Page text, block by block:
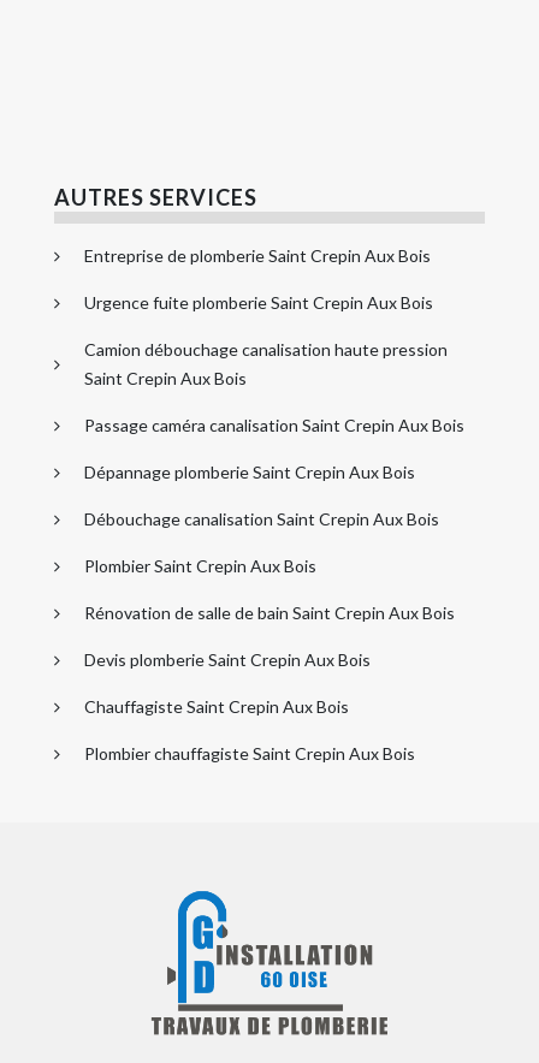
AUTRES SERVICES
Entreprise de plomberie Saint Crepin Aux Bois
Urgence fuite plomberie Saint Crepin Aux Bois
Camion débouchage canalisation haute pression
Saint Crepin Aux Bois
Passage caméra canalisation Saint Crepin Aux Bois
Dépannage plomberie Saint Crepin Aux Bois
Débouchage canalisation Saint Crepin Aux Bois
Plombier Saint Crepin Aux Bois
Rénovation de salle de bain Saint Crepin Aux Bois
Devis plomberie Saint Crepin Aux Bois
Chauffagiste Saint Crepin Aux Bois
Plombier chauffagiste Saint Crepin Aux Bois